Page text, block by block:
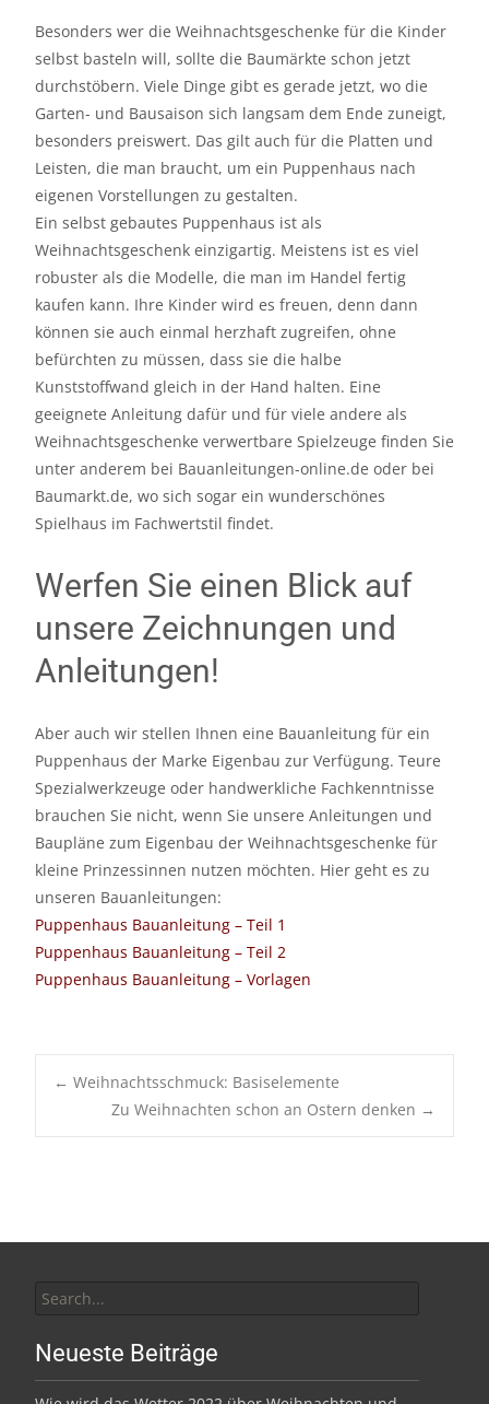
Besonders wer die Weihnachtsgeschenke für die Kinder
selbst basteln will, sollte die Baumärkte schon jetzt
durchstöbern. Viele Dinge gibt es gerade jetzt, wo die
Garten- und Bausaison sich langsam dem Ende zuneigt,
besonders preiswert. Das gilt auch für die Platten und
Leisten, die man braucht, um ein Puppenhaus nach
eigenen Vorstellungen zu gestalten.
Ein selbst gebautes Puppenhaus ist als
Weihnachtsgeschenk einzigartig. Meistens ist es viel
robuster als die Modelle, die man im Handel fertig
kaufen kann. Ihre Kinder wird es freuen, denn dann
können sie auch einmal herzhaft zugreifen, ohne
befürchten zu müssen, dass sie die halbe
Kunststoffwand gleich in der Hand halten. Eine
geeignete Anleitung dafür und für viele andere als
Weihnachtsgeschenke verwertbare Spielzeuge finden Sie
unter anderem bei Bauanleitungen-online.de oder bei
Baumarkt.de, wo sich sogar ein wunderschönes
Spielhaus im Fachwertstil findet.
Werfen Sie einen Blick auf
unsere Zeichnungen und
Anleitungen!
Aber auch wir stellen Ihnen eine Bauanleitung für ein
Puppenhaus der Marke Eigenbau zur Verfügung. Teure
Spezialwerkzeuge oder handwerkliche Fachkenntnisse
brauchen Sie nicht, wenn Sie unsere Anleitungen und
Baupläne zum Eigenbau der Weihnachtsgeschenke für
kleine Prinzessinnen nutzen möchten. Hier geht es zu
unseren Bauanleitungen:
Puppenhaus Bauanleitung – Teil 1
Puppenhaus Bauanleitung – Teil 2
Puppenhaus Bauanleitung – Vorlagen
Post
← Weihnachtsschmuck: Basiselemente
Zu Weihnachten schon an Ostern denken →
for:
Neueste Beiträge